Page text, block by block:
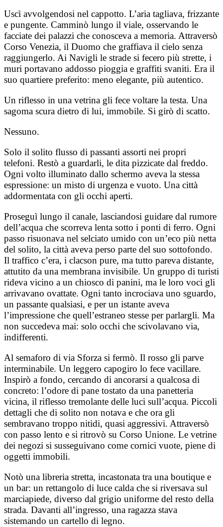
Uscì avvolgendosi nel cappotto. L’aria tagliava, frizzante
e pungente. Camminò lungo il viale, osservando le
facciate dei palazzi che conosceva a memoria. Attraversò
Corso Venezia, il Duomo che graffiava il cielo senza
raggiungerlo. Ai Navigli le strade si fecero più strette, i
muri portavano addosso pioggia e graffiti svaniti. Era il
suo quartiere preferito: meno elegante, più autentico.
Un riflesso in una vetrina gli fece voltare la testa. Una
sagoma scura dietro di lui, immobile. Si girò di scatto.
Nessuno.
Solo il solito flusso di passanti assorti nei propri
telefoni. Restò a guardarli, le dita pizzicate dal freddo.
Ogni volto illuminato dallo schermo aveva la stessa
espressione: un misto di urgenza e vuoto. Una città
addormentata con gli occhi aperti.
Proseguì lungo il canale, lasciandosi guidare dal rumore
dell’acqua che scorreva lenta sotto i ponti di ferro. Ogni
passo risuonava nel selciato umido con un’eco più netta
del solito, la città aveva perso parte del suo sottofondo.
Il traffico c’era, i clacson pure, ma tutto pareva distante,
attutito da una membrana invisibile. Un gruppo di turisti
rideva vicino a un chiosco di panini, ma le loro voci gli
arrivavano ovattate. Ogni tanto incrociava uno sguardo,
un passante qualsiasi, e per un istante aveva
l’impressione che quell’estraneo stesse per parlargli. Ma
non succedeva mai: solo occhi che scivolavano via,
indifferenti.
Al semaforo di via Sforza si fermò. Il rosso gli parve
interminabile. Un leggero capogiro lo fece vacillare.
Inspirò a fondo, cercando di ancorarsi a qualcosa di
concreto: l’odore di pane tostato da una panetteria
vicina, il riflesso tremolante delle luci sull’acqua. Piccoli
dettagli che di solito non notava e che ora gli
sembravano troppo nitidi, quasi aggressivi. Attraversò
con passo lento e si ritrovò su Corso Unione. Le vetrine
dei negozi si susseguivano come cornici vuote, piene di
oggetti immobili.
Notò una libreria stretta, incastonata tra una boutique e
un bar: un rettangolo di luce calda che si riversava sul
marciapiede, diverso dal grigio uniforme del resto della
strada. Davanti all’ingresso, una ragazza stava
sistemando un cartello di legno.